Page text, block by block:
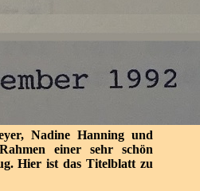
Nadine Hanning und
einer sehr schön
Hier ist das Titelblatt zu